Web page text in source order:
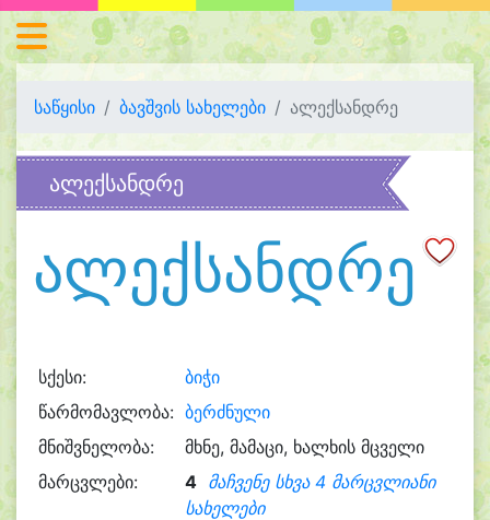
საწყისი ბავშვის სახელები ალექსანდრე
ალექსანდრე
ალექსანდრე
სქესი:
ბიჭი
წარმომავლობა: ბერძნული
მნიშვნელობა:
მხნე, მამაცი, ხალხის მცველი
მარცვლები:
4 მაჩვენე სხვა 4 მარცვლიანი
სახელები